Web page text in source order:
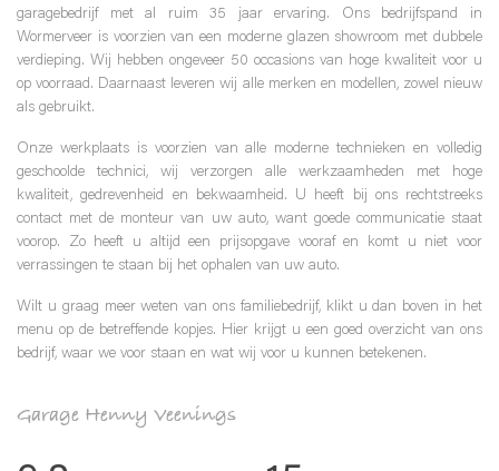
garagebedrijf met al ruim 35 jaar ervaring. Ons bedrijfspand in
Wormerveer is voorzien van een moderne glazen showroom met dubbele
verdieping. Wij hebben ongeveer 50 occasions van hoge kwaliteit voor u
op voorraad. Daarnaast leveren wij alle merken en modellen, zowel nieuw
als gebruikt.
Onze werkplaats is voorzien van alle moderne technieken en volledig
geschoolde technici, wij verzorgen alle werkzaamheden met hoge
kwaliteit, gedrevenheid en bekwaamheid. U heeft bij ons rechtstreeks
contact met de monteur van uw auto, want goede communicatie staat
voorop. Zo heeft u altijd een prijsopgave vooraf en komt u niet voor
verrassingen te staan bij het ophalen van uw auto.
Wilt u graag meer weten van ons familiebedrijf, klikt u dan boven in het
menu op de betreffende kopjes. Hier krijgt u een goed overzicht van ons
bedrijf, waar we voor staan en wat wij voor u kunnen betekenen.
Garage Henny Veenings